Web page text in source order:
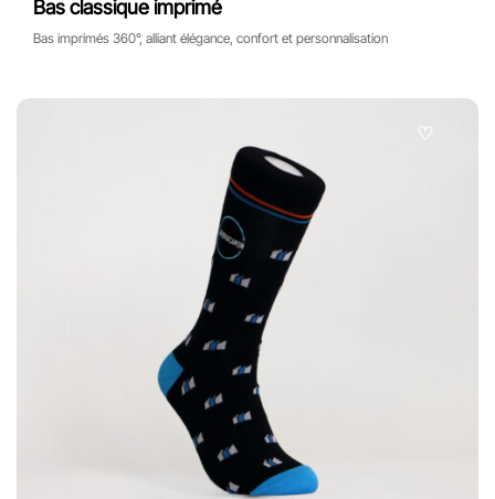
Bas classique imprimé
Bas imprimés 360°, alliant élégance, confort et personnalisation
♡